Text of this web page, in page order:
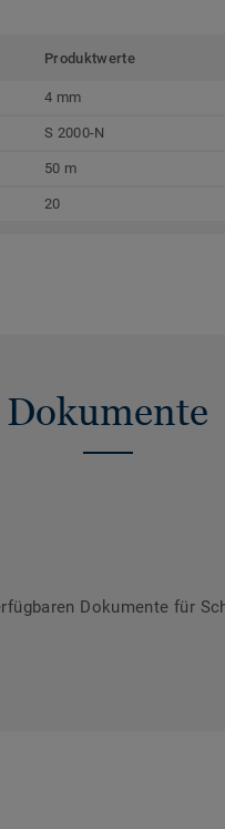
Produktwerte
4 mm
S 2000-N
50 m
20
Dokumente
Dokumente für